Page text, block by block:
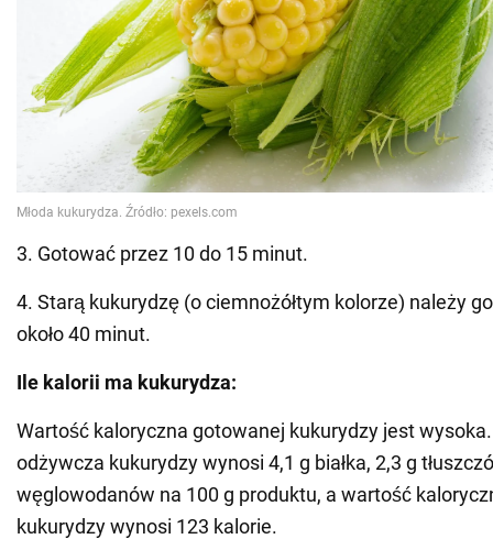
3. Gotować przez 10 do 15 minut.
4. Starą kukurydzę (o ciemnożółtym kolorze) należy
około 40 minut.
Ile kalorii ma kukurydza:
Wartość kaloryczna gotowanej kukurydzy jest
odżywcza kukurydzy wynosi 4,1 g białka, 2,3 g
węglowodanów na 100 g produktu, a wartość
kukurydzy wynosi 123 kalorie.